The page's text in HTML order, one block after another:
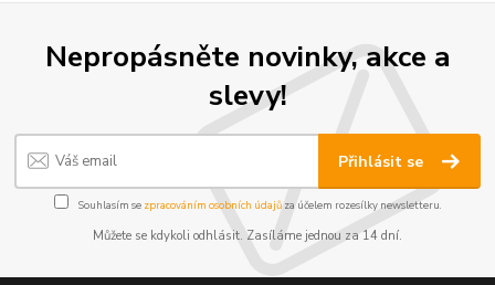
Nepropásněte novinky, akce a
slevy!
Přihlásit se
Souhlasím se zpracováním osobních údajůza účelem rozesílky newsletteru.
Můžete se kdykoli odhlásit. Zasíláme jednou za 14 dní.